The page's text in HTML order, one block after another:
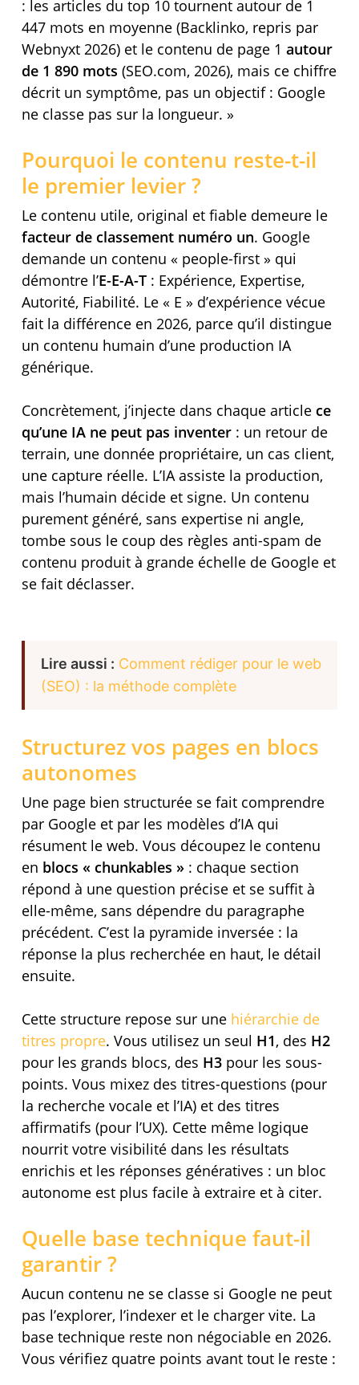
: les articles du top 10 tournent autour de 1
447 mots en moyenne (Backlinko, repris par
Webnyxt 2026) et le contenu de page 1 autour
de 1 890 mots (SEO.com, 2026), mais ce chiffre
décrit un symptôme, pas un objectif : Google
ne classe pas sur la longueur. »
Pourquoi le contenu reste-t-il
le premier levier ?
Le contenu utile, original et fiable demeure le
facteur de classement numéro un. Google
demande un contenu « people-first » qui
démontre l’E-E-A-T: Expérience, Expertise,
Autorité, Fiabilité. Le « E » d’expérience vécue
fait la différence en 2026, parce qu’il distingue
un contenu humain d’une production IA
générique.
Concrètement, j’injecte dans chaque article ce
qu’une IA ne peut pas inventer: un retour de
terrain, une donnée propriétaire, un cas client,
une capture réelle. L’IA assiste la production,
mais l’humain décide et signe. Un contenu
purement généré, sans expertise ni angle,
tombe sous le coup des règles anti-spam de
contenu produit à grande échelle de Google et
se fait déclasser.
Lire aussi : Comment rédiger pour le web
(SEO) : la méthode complète
Structurez vos pages en blocs
autonomes
Une page bien structurée se fait comprendre
par Google et par les modèles d’IA qui
résument le web. Vous découpez le contenu
en blocs « chunkables » : chaque section
répond à une question précise et se suffit à
elle-même, sans dépendre du paragraphe
précédent. C’est la pyramide inversée : la
réponse la plus recherchée en haut, le détail
ensuite.
Cette structure repose sur une hiérarchie de
titres propre. Vous utilisez un seul H1, des H2
pour les grands blocs, des H3pour les sous-
points. Vous mixez des titres-questions (pour
la recherche vocale et l’IA) et des titres
affirmatifs (pour l’UX). Cette même logique
nourrit votre visibilité dans les résultats
enrichis et les réponses génératives : un bloc
autonome est plus facile à extraire et à citer.
Quelle base technique faut-il
garantir ?
Aucun contenu ne se classe si Google ne peut
pas l’explorer, l’indexer et le charger vite. La
base technique reste non négociable en 2026.
Vous vérifiez quatre points avant tout le reste :